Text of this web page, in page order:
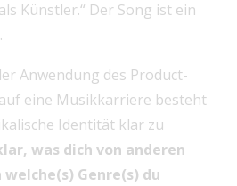
Künstler.“ Der Song ist ein
Anwendung des Product-
eine Musikkarriere besteht
Identität klar zu
was dich von anderen
Genre(s) du